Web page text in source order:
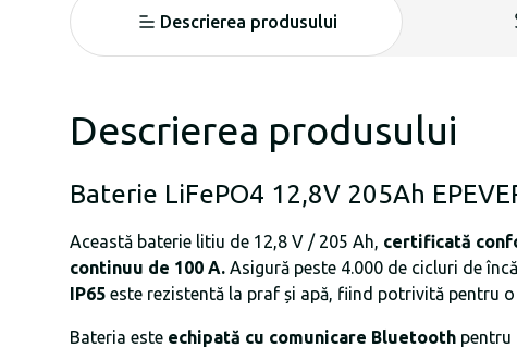
Descrierea produsului
Descrierea produsului
Baterie LiFePO4 12,8V 205Ah
Această baterie litiu de 12,8 V / 205 Ah, certificată
continuu de 100 A. Asigură peste 4.000 de cicluri de
IP65 este rezistentă la praf și apă, fiind potrivită pentru
Bateria este echipată cu comunicare Bluetooth pentru